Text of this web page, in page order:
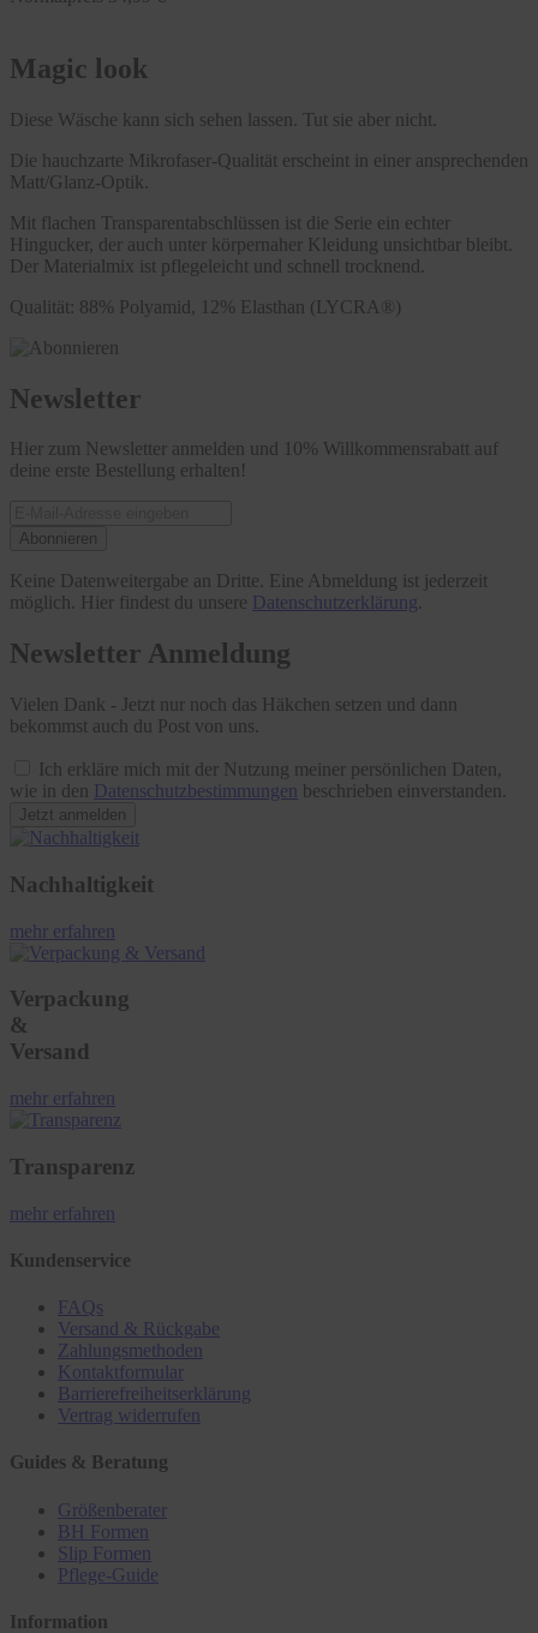
Magic look
Diese Wäsche kann sich sehen lassen. Tut sie aber nicht.
Die hauchzarte Mikrofaser-Qualität erscheint in einer ansprechenden
Matt/Glanz-Optik.
Mit flachen Transparentabschlüssen ist die Serie ein echter
Hingucker, der auch unter körpernaher Kleidung unsichtbar bleibt.
Der Materialmix ist pflegeleicht und schnell trocknend.
Qualität: 88% Polyamid, 12% Elasthan (LYCRA®)
Newsletter
Hier zum Newsletter anmelden und 10% Willkommensrabatt auf
deine erste Bestellung erhalten!
Abonnieren
Keine Datenweitergabe an Dritte. Eine Abmeldung ist jederzeit
möglich. Hier findest du unsere Datenschutzerklärung
Newsletter Anmeldung
Vielen Dank - Jetzt nur noch das Häkchen setzen und dann
bekommst auch du Post von uns.
Ich erkläre mich mit der Nutzung meiner persönlichen Daten,
wie in den Datenschutzbestimmungen beschrieben einverstanden.
Jetzt anmelden
Nachhaltigkeit
mehr erfahren
Verpackung
&
Versand
mehr erfahren
Transparenz
mehr erfahren
Kundenservice
FAQs
Versand & Rückgabe
Zahlungsmethoden
Kontaktformular
Barrierefreiheitserklärung
Vertrag widerrufen
Guides & Beratung
Größenberater
BH Formen
Slip Formen
Pflege-Guide
Information